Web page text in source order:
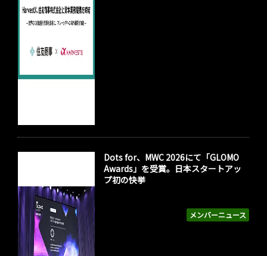
メンバーニュース
Dots for、MWC 2026にて「GLOMO
Awards」を受賞。日本スタートアッ
プ初の快挙